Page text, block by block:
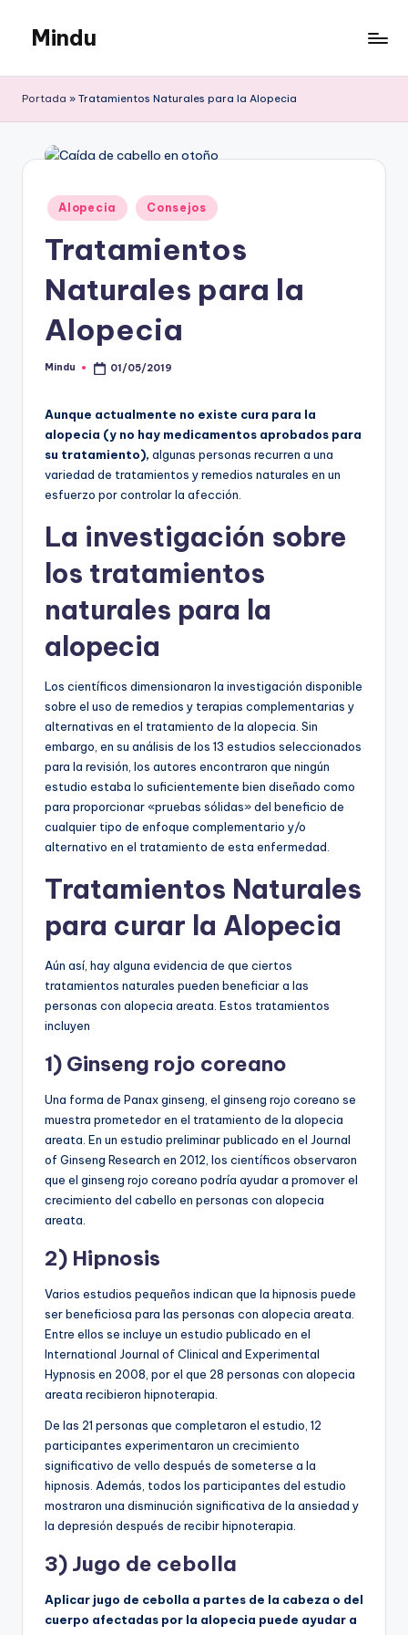
Saltar
contenido
Mindu
Portada » Tratamientos Naturales para la Alopecia
Publicado
en
Alopecia Consejos
Tratamientos
Naturales para la
Alopecia
Publicado
Mindu 01/05/2019
Aunque actualmente no existe cura para la
alopecia (y no hay medicamentos aprobados para
su tratamiento), algunas personas recurren a una
variedad de tratamientos y remedios naturales en un
esfuerzo por controlar la afección.
La investigación sobre
los tratamientos
naturales para la
alopecia
Los científicos dimensionaron la investigación disponible
sobre el uso de remedios y terapias complementarias y
alternativas en el tratamiento de la alopecia. Sin
embargo, en su análisis de los 13 estudios seleccionados
para la revisión, los autores encontraron que ningún
estudio estaba lo suficientemente bien diseñado como
para proporcionar «pruebas sólidas» del beneficio de
cualquier tipo de enfoque complementario y/o
alternativo en el tratamiento de esta enfermedad.
Tratamientos Naturales
para curar la Alopecia
Aún así, hay alguna evidencia de que ciertos
tratamientos naturales pueden beneficiar a las
personas con alopecia areata. Estos tratamientos
incluyen
1) Ginseng rojo coreano
Una forma de Panax ginseng, el ginseng rojo coreano se
muestra prometedor en el tratamiento de la alopecia
areata. En un estudio preliminar publicado en el Journal
of Ginseng Research en 2012, los científicos observaron
que el ginseng rojo coreano podría ayudar a promover el
crecimiento del cabello en personas con alopecia
areata.
2) Hipnosis
Varios estudios pequeños indican que la hipnosis puede
ser beneficiosa para las personas con alopecia areata.
Entre ellos se incluye un estudio publicado en el
International Journal of Clinical and Experimental
Hypnosis en 2008, por el que 28 personas con alopecia
areata recibieron hipnoterapia.
De las 21 personas que completaron el estudio, 12
participantes experimentaron un crecimiento
significativo de vello después de someterse a la
hipnosis. Además, todos los participantes del estudio
mostraron una disminución significativa de la ansiedad y
la depresión después de recibir hipnoterapia.
3) Jugo de cebolla
Aplicar jugo de cebolla a partes de la cabeza o del
cuerpo afectadas por la alopecia puede ayudar a